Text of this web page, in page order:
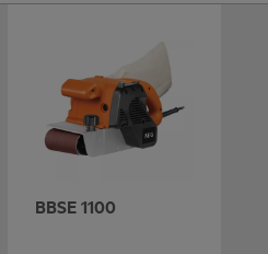
BBSE 1100